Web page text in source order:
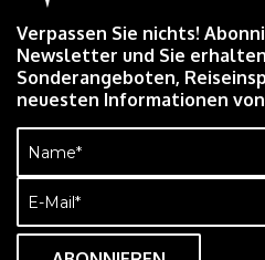
Verpassen Sie nichts!
Newsletter und Sie erhalten
Sonderangeboten,
neuesten Informationen
Name
(erforderlich)
E-
Mail
(erforderlich)